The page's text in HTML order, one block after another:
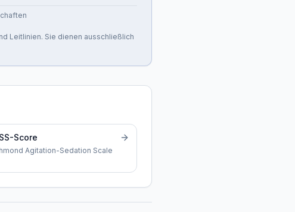
Leitlinien. Sie dienen ausschließlich
Score
Agitation-Sedation Scale